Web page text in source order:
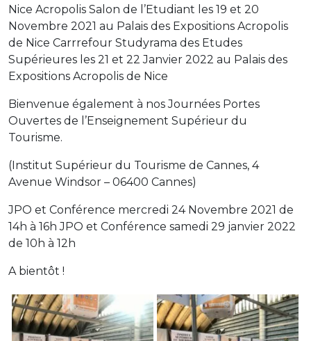
Nice Acropolis Salon de l’Etudiant les 19 et 20
Novembre 2021 au Palais des Expositions Acropolis
de Nice Carrrefour Studyrama des Etudes
Supérieures les 21 et 22 Janvier 2022 au Palais des
Expositions Acropolis de Nice
Bienvenue également à nos Journées Portes
Ouvertes de l’Enseignement Supérieur du
Tourisme.
(Institut Supérieur du Tourisme de Cannes, 4
Avenue Windsor – 06400 Cannes)
JPO et Conférence mercredi 24 Novembre 2021 de
14h à 16h JPO et Conférence samedi 29 janvier 2022
de 10h à 12h
A bientôt !